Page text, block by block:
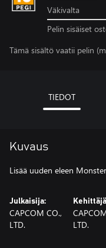
Väkivalta
Pelin sisäiset
Tämä sisältö vaatii pelin
TIEDOT
Kuvaus
Lisää uuden eleen
Julkaisija:
CAPCOM CO.,
LTD.
LTD.